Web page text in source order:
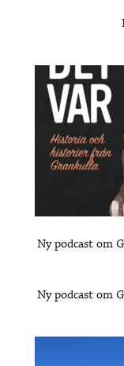
Ny podcast om
Ny podcast om